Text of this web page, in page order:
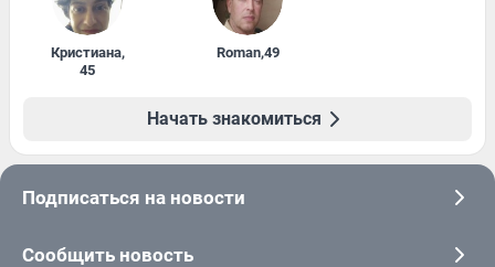
Кристиана,
45
Roman,49
Начать знакомиться
Подписаться на новости
Сообщить новость